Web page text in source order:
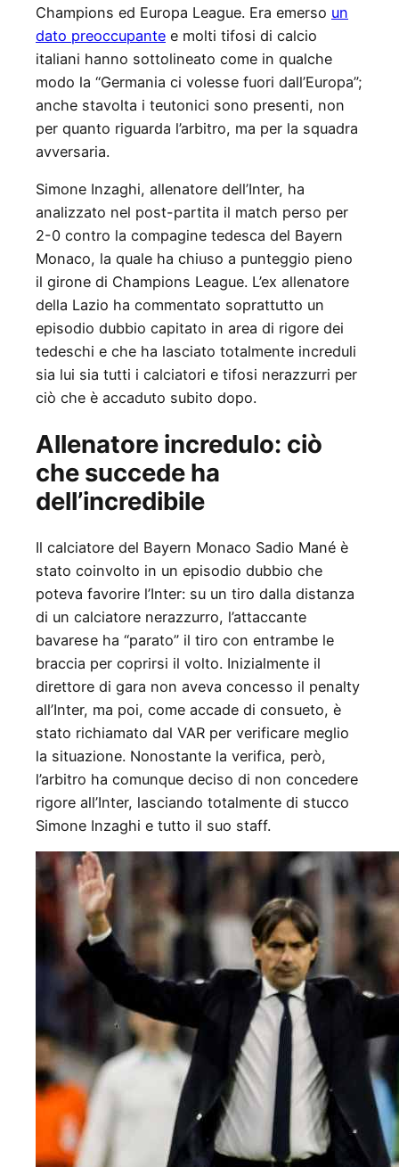
Champions ed Europa League. Era emerso un
dato preoccupante e molti tifosi di calcio
italiani hanno sottolineato come in qualche
modo la “Germania ci volesse fuori dall’Europa”;
anche stavolta i teutonici sono presenti, non
per quanto riguarda l’arbitro, ma per la squadra
avversaria.
Simone Inzaghi, allenatore dell’Inter, ha
analizzato nel post-partita il match perso per
2-0 contro la compagine tedesca del Bayern
Monaco, la quale ha chiuso a punteggio pieno
il girone di Champions League. L’ex allenatore
della Lazio ha commentato soprattutto un
episodio dubbio capitato in area di rigore dei
tedeschi e che ha lasciato totalmente increduli
sia lui sia tutti i calciatori e tifosi nerazzurri per
ciò che è accaduto subito dopo.
Allenatore incredulo: ciò
che succede ha
dell’incredibile
Il calciatore del Bayern Monaco Sadio Mané è
stato coinvolto in un episodio dubbio che
poteva favorire l’Inter: su un tiro dalla distanza
di un calciatore nerazzurro, l’attaccante
bavarese ha “parato” il tiro con entrambe le
braccia per coprirsi il volto. Inizialmente il
direttore di gara non aveva concesso il penalty
all’Inter, ma poi, come accade di consueto, è
stato richiamato dal VAR per verificare meglio
la situazione. Nonostante la verifica, però,
l’arbitro ha comunque deciso di non concedere
rigore all’Inter, lasciando totalmente di stucco
Simone Inzaghi e tutto il suo staff.